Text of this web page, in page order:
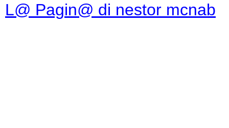
L@ Pagin@ di nestor mcnab